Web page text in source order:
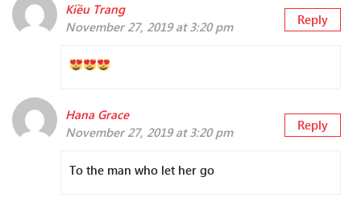
Kiều Trang
November 27, 2019 at 3:20 pm
Reply
Hana Grace
November 27, 2019 at 3:20 pm
Reply
To the man who let her go